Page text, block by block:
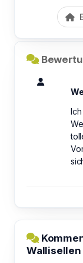
Wallisellen